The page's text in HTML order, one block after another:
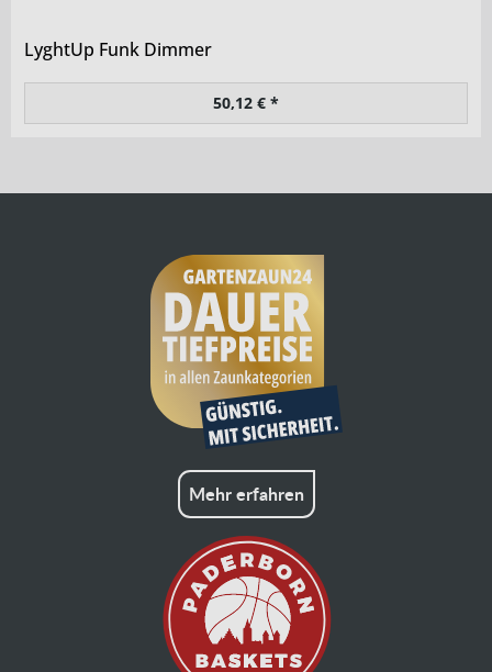
LyghtUp Funk Dimmer
50,12 € *
Mehr erfahren